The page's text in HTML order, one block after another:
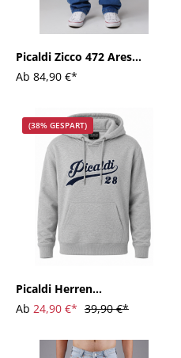
Picaldi Zicco 472 Ares
Herrenjeans – Relaxed-
Karottenschnitt in
Ab 84,90 €*
(38% GESPART)
Picaldi Herren
Kapuzenpullover Classical
grey
Ab 24,90 €* 39,90 €*